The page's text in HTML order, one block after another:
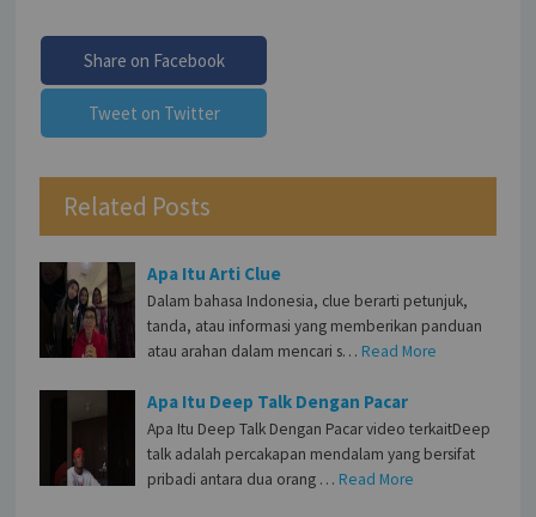
Share on Facebook
Tweet on Twitter
Related Posts
Apa Itu Arti Clue
Dalam bahasa Indonesia, clue berarti petunjuk,
tanda, atau informasi yang memberikan panduan
atau arahan dalam mencari s… Read More
Apa Itu Deep Talk Dengan Pacar
Apa Itu Deep Talk Dengan Pacar video terkaitDeep
talk adalah percakapan mendalam yang bersifat
pribadi antara dua orang … Read More